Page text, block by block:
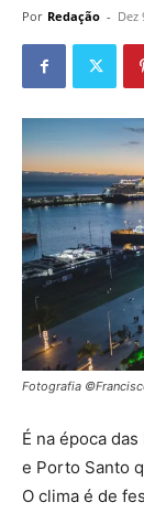
Por Redação - Dez
Fotografia
É na época
e Porto Santo
O clima é de